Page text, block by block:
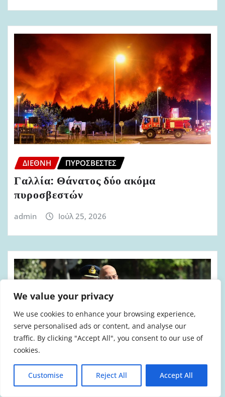
We value your privacy
We use cookies to enhance your browsing experience,
serve personalised ads or content, and analyse our
traffic. By clicking "Accept All", you consent to our use of
cookies.
Customise Reject All Accept All
ΔΙΕΘΝΉ ΠΥΡΟΣΒΈΣΤΕΣ
Γαλλία: Θάνατος δύο ακόμα
πυροσβεστών
admin Ιούλ 25, 2026
ΆΡΘΡΑ-ΑΠΌΨΕΙΣ ΈΝΟΠΛΕΣ ΔΥΝΆΜΕΙΣ